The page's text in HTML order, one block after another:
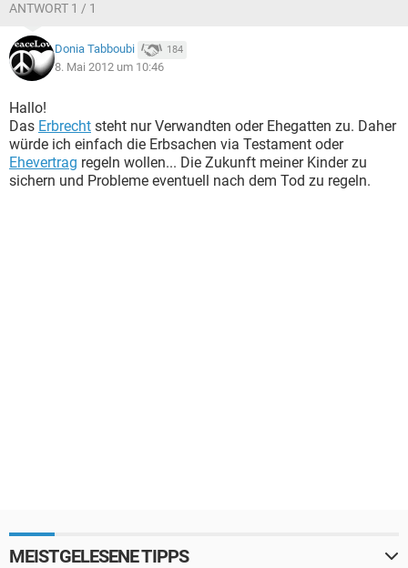
ANTWORT 1 / 1
Donia Tabboubi 184
8. Mai 2012 um 10:46
Hallo!
Das Erbrecht steht nur Verwandten oder Ehegatten zu. Daher
würde ich einfach die Erbsachen via Testament oder
Ehevertrag regeln wollen... Die Zukunft meiner Kinder zu
sichern und Probleme eventuell nach dem Tod zu regeln.
MEISTGELESENE TIPPS